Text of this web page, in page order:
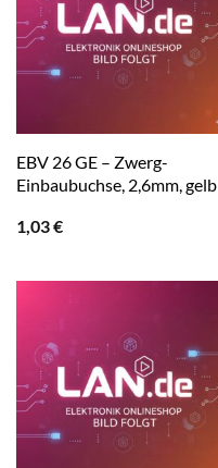
EBV 26 GE – Zwerg-
Einbaubuchse, 2,6mm, gelb
1,03€